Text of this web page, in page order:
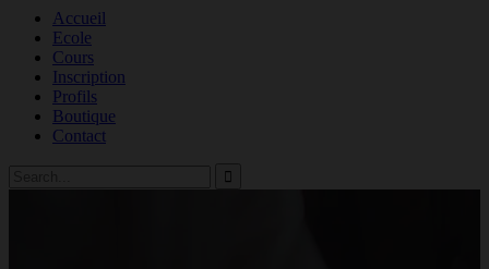
Accueil
Ecole
Cours
Inscription
Profils
Boutique
Contact